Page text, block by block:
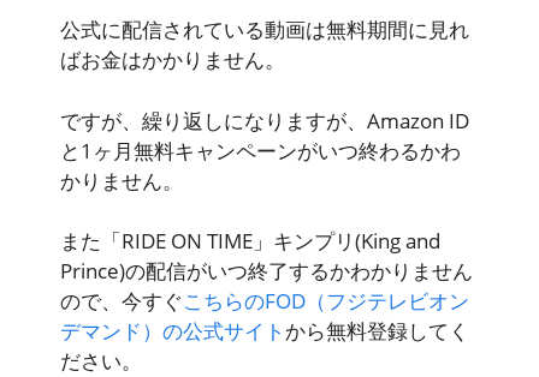
公式に配信されている動画は無料期間に見れ
ばお金はかかりません。
ですが、繰り返しになりますが、Amazon ID
と1ヶ月無料キャンペーンがいつ終わるかわ
かりません。
また「RIDE ON TIME」キンプリ(King and
Prince)の配信がいつ終了するかわかりません
ので、今すぐこちらのFOD（フジテレビオン
デマンド）の公式サイト から無料登録してく
ださい。